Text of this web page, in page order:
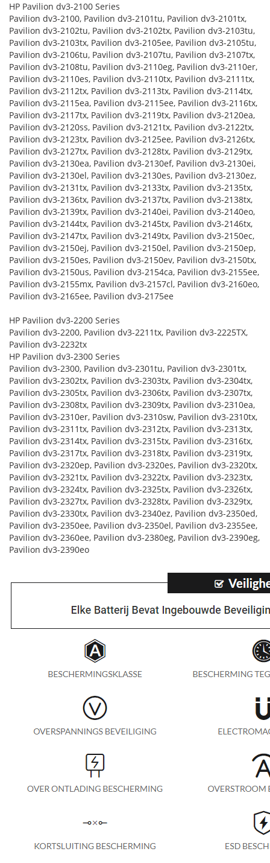
HP Pavilion dv3-2100 Series
Pavilion dv3-2100, Pavilion dv3-2101tu, Pavilion dv3-2101tx,
Pavilion dv3-2102tu, Pavilion dv3-2102tx, Pavilion dv3-2103tu,
Pavilion dv3-2103tx, Pavilion dv3-2105ee, Pavilion dv3-2105tu,
Pavilion dv3-2106tu, Pavilion dv3-2107tu, Pavilion dv3-2107tx,
Pavilion dv3-2108tu, Pavilion dv3-2110eg, Pavilion dv3-2110er,
Pavilion dv3-2110es, Pavilion dv3-2110tx, Pavilion dv3-2111tx,
Pavilion dv3-2112tx, Pavilion dv3-2113tx, Pavilion dv3-2114tx,
Pavilion dv3-2115ea, Pavilion dv3-2115ee, Pavilion dv3-2116tx,
Pavilion dv3-2117tx, Pavilion dv3-2119tx, Pavilion dv3-2120ea,
Pavilion dv3-2120ss, Pavilion dv3-2121tx, Pavilion dv3-2122tx,
Pavilion dv3-2123tx, Pavilion dv3-2125ee, Pavilion dv3-2126tx,
Pavilion dv3-2127tx, Pavilion dv3-2128tx, Pavilion dv3-2129tx,
Pavilion dv3-2130ea, Pavilion dv3-2130ef, Pavilion dv3-2130ei,
Pavilion dv3-2130el, Pavilion dv3-2130es, Pavilion dv3-2130ez,
Pavilion dv3-2131tx, Pavilion dv3-2133tx, Pavilion dv3-2135tx,
Pavilion dv3-2136tx, Pavilion dv3-2137tx, Pavilion dv3-2138tx,
Pavilion dv3-2139tx, Pavilion dv3-2140ei, Pavilion dv3-2140eo,
Pavilion dv3-2144tx, Pavilion dv3-2145tx, Pavilion dv3-2146tx,
Pavilion dv3-2147tx, Pavilion dv3-2149tx, Pavilion dv3-2150ec,
Pavilion dv3-2150ej, Pavilion dv3-2150el, Pavilion dv3-2150ep,
Pavilion dv3-2150es, Pavilion dv3-2150ev, Pavilion dv3-2150tx,
Pavilion dv3-2150us, Pavilion dv3-2154ca, Pavilion dv3-2155ee,
Pavilion dv3-2155mx, Pavilion dv3-2157cl, Pavilion dv3-2160eo,
Pavilion dv3-2165ee, Pavilion dv3-2175ee
HP Pavilion dv3-2200 Series
Pavilion dv3-2200, Pavilion dv3-2211tx, Pavilion dv3-2225TX,
Pavilion dv3-2232tx
HP Pavilion dv3-2300 Series
Pavilion dv3-2300, Pavilion dv3-2301tu, Pavilion dv3-2301tx,
Pavilion dv3-2302tx, Pavilion dv3-2303tx, Pavilion dv3-2304tx,
Pavilion dv3-2305tx, Pavilion dv3-2306tx, Pavilion dv3-2307tx,
Pavilion dv3-2308tx, Pavilion dv3-2309tx, Pavilion dv3-2310ea,
Pavilion dv3-2310er, Pavilion dv3-2310sw, Pavilion dv3-2310tx,
Pavilion dv3-2311tx, Pavilion dv3-2312tx, Pavilion dv3-2313tx,
Pavilion dv3-2314tx, Pavilion dv3-2315tx, Pavilion dv3-2316tx,
Pavilion dv3-2317tx, Pavilion dv3-2318tx, Pavilion dv3-2319tx,
Pavilion dv3-2320ep, Pavilion dv3-2320es, Pavilion dv3-2320tx,
Pavilion dv3-2321tx, Pavilion dv3-2322tx, Pavilion dv3-2323tx,
Pavilion dv3-2324tx, Pavilion dv3-2325tx, Pavilion dv3-2326tx,
Pavilion dv3-2327tx, Pavilion dv3-2328tx, Pavilion dv3-2329tx,
Pavilion dv3-2330tx, Pavilion dv3-2340ez, Pavilion dv3-2350ed,
Pavilion dv3-2350ee, Pavilion dv3-2350el, Pavilion dv3-2355ee,
Pavilion dv3-2360ee, Pavilion dv3-2380eg, Pavilion dv3-2390eg,
Pavilion dv3-2390eo